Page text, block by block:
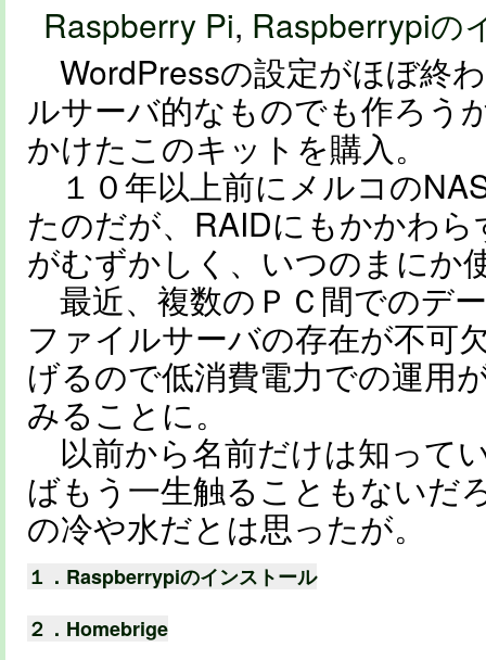
Raspberry Pi, Raspberrypiの
WordPressの設定がほぼ終
ルサーバ的なものでも作ろう
かけたこのキットを購入。
１０年以上前にメルコの
たのだが、RAIDにもかかわ
がむずかしく、いつのまにか
最近、複数のＰＣ間でのデ
ファイルサーバの存在が不
げるので低消費電力での運用
みることに。
以前から名前だけは知って
ばもう一生触ることもないだ
の冷や水だとは思ったが。
１．Raspberrypiのインストール
２．Homebrige